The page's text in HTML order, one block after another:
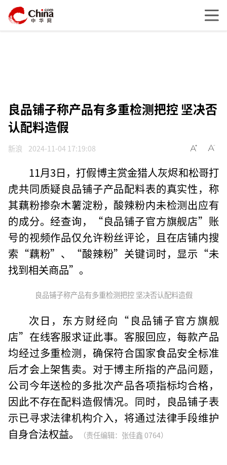
良品铺子称产品有多重检测把控 坚决否
认配料造假
新浪 2024-11-04 17:19:08
11月3日，打假博主赏金猎人灰烬和松哥打
虎共同质疑良品铺子产品配料表的真实性，称
其藕粉掺杂木薯淀粉，酸辣粉内未检测出应有
的成分。经查询，“良品铺子官方旗舰店”账
号的视频作品仅允许粉丝评论，且在店铺内搜
索“藕粉”、“酸辣粉”关键词时，显示“未
找到相关商品”。
良品铺子称产品有多重检测把控 坚决否认配料造假
次日，东方财经向“良品铺子官方旗舰
店”在线客服求证此事。客服回应，每款产品
均经过多重检测，确保符合国家食品安全标准
后才会上架售卖。对于博主所指的产品问题，
公司今年送检的多批次产品各项指标均合格，
因此不存在配料造假情况。同时，良品铺子表
示已寻求法律机构介入，将通过法律手段维护
自身合法权益。
（责任编辑：张佳鑫 0764）